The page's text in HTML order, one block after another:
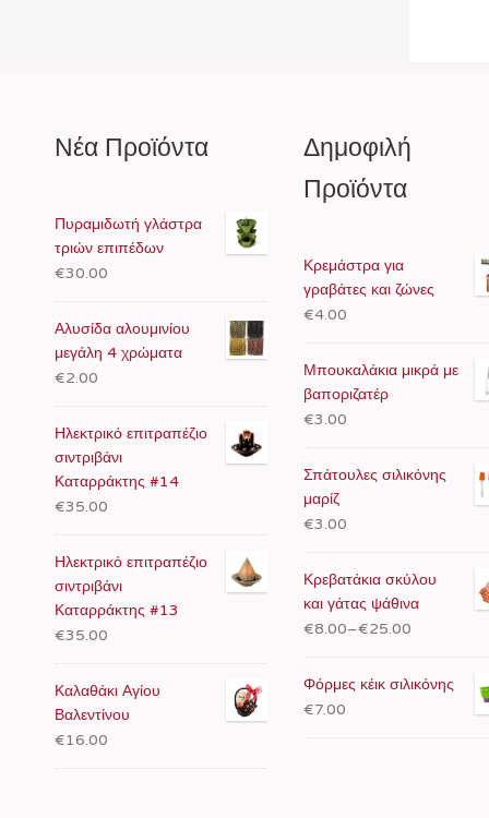
Νέα Προϊόντα
Πυραμιδωτή γλάστρα
τριών επιπέδων
€30.00
Αλυσίδα αλουμινίου
μεγάλη 4 χρώματα
€2.00
Ηλεκτρικό επιτραπέζιο
σιντριβάνι
Καταρράκτης #14
€35.00
Ηλεκτρικό επιτραπέζιο
σιντριβάνι
Καταρράκτης #13
€35.00
Καλαθάκι Αγίου
Βαλεντίνου
€16.00
Δημοφιλή
Προϊόντα
Κρεμάστρα για
γραβάτες και ζώνες
€4.00
Μπουκαλάκια μικρά με
βαποριζατέρ
€3.00
Σπάτουλες σιλικόνης
μαρίζ
€3.00
Κρεβατάκια σκύλου
και γάτας ψάθινα
€8.00–€25.00
Φόρμες κέικ σιλικόνης
€7.00